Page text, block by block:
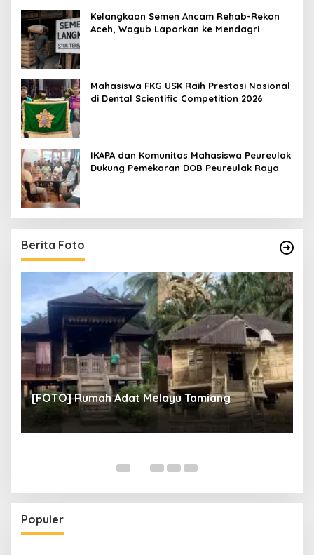
Kelangkaan Semen Ancam Rehab-Rekon
Aceh, Wagub Laporkan ke Mendagri
Mahasiswa FKG USK Raih Prestasi Nasional
di Dental Scientific Competition 2026
IKAPA dan Komunitas Mahasiswa Peureulak
Dukung Pemekaran DOB Peureulak Raya
Berita Foto
[FOTO] Rumah Adat Melayu Tamiang
Populer